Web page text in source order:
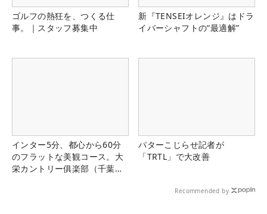
ゴルフの熱狂を、つくる仕
事。｜スタッフ募集中
新『TENSEIオレンジ』はドラ
イバーシャフトの“最適解”
インター5分、都心から60分
のフラットな美観コース。大
栄カントリー俱楽部（千葉
パターこじらせ記者が
「TRTL」で大改善
Recommended by